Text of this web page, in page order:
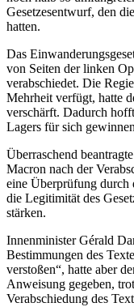
Gesetzesentwurf, den
hatten.
Das
von Seiten der linken
verabschiedet. Die
Mehrheit verfügt, hatte
verschärft. Dadurch
Lagers für sich
Überraschend
Macron nach der
eine Überprüfung durch
die Legitimität des
stärken.
Innenminister Gérald
Bestimmungen des
verstoßen“, hatte aber
Anweisung gegeben,
Verabschiedung des